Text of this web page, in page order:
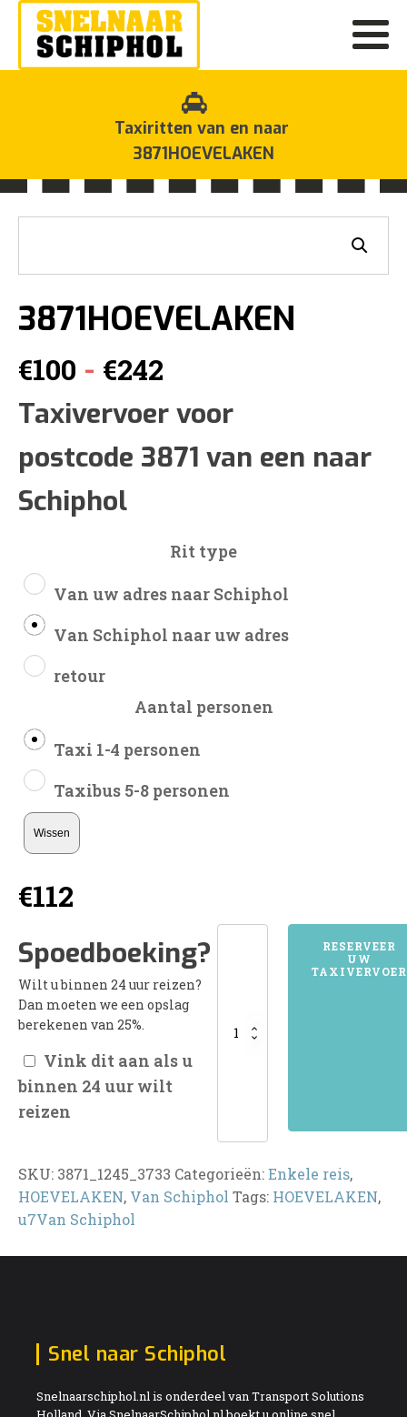
Taxiritten van en naar
3871HOEVELAKEN
3871HOEVELAKEN
€100 - €242
€100
tot
Taxivervoer voor
postcode 3871 van een naar
Schiphol
Rit type
Van uw adres naar Schiphol
Van Schiphol naar uw adres
retour
Aantal personen
Taxi 1-4 personen
Taxibus 5-8 personen
Wissen
€112
Spoedboeking?
Wilt u binnen 24 uur reizen?
Dan moeten we een opslag
berekenen van 25%.
Vink dit aan als u
binnen 24 uur wilt
reizen
3871HOEVELAKEN
RESERVEER
UW
TAXIVERVOER
SKU: 3871_1245_3733 Categorieën:Enkele reis,
HOEVELAKEN, Van Schiphol Tags: HOEVELAKEN,
u7Van Schiphol
Snel naar Schiphol
Snelnaarschiphol.nl is onderdeel van Transport Solutions